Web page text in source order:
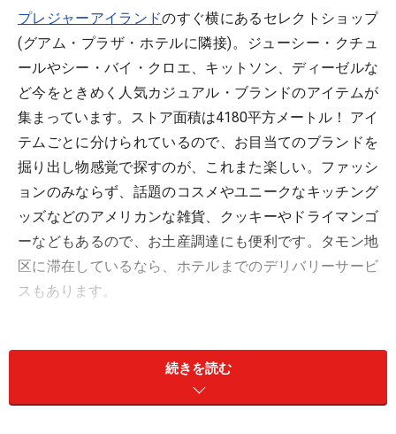
プレジャーアイランドのすぐ横にあるセレクトショップ
(グアム・プラザ・ホテルに隣接)。ジューシー・クチュ
ールやシー・バイ・クロエ、キットソン、ディーゼルな
ど今をときめく人気カジュアル・ブランドのアイテムが
集まっています。ストア面積は4180平方メートル！ アイ
テムごとに分けられているので、お目当てのブランドを
掘り出し物感覚で探すのが、これまた楽しい。ファッシ
ョンのみならず、話題のコスメやユニークなキッチング
ッズなどのアメリカンな雑貨、クッキーやドライマンゴ
ーなどもあるので、お土産調達にも便利です。タモン地
区に滞在しているなら、ホテルまでのデリバリーサービ
スもあります。
住所：1328 Pale San Vitores Rd, Tumon
続きを読む